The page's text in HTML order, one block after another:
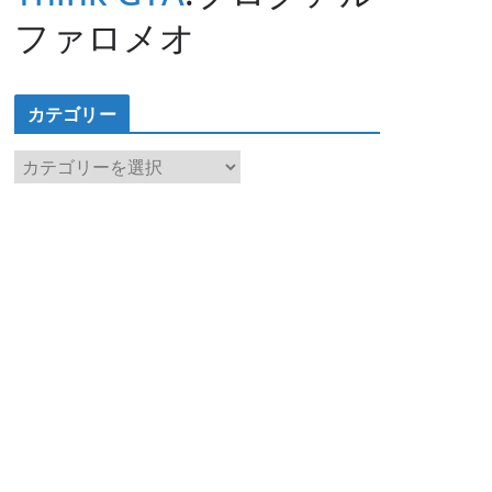
ファロメオ
カテゴリー
カ
テ